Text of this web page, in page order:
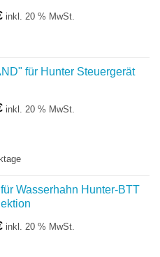
Aktueller
inkl. 20 % MwSt.
für Hunter Steuergerät
Aktueller
inkl. 20 % MwSt.
Wasserhahn Hunter-BTT
Aktueller
inkl. 20 % MwSt.